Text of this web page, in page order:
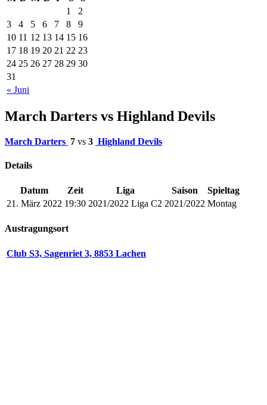
« Juni
1
2
3
4 5 6 7 8
9
10 11 12 13 14 15 16
17 18 19 20 21 22 23
24 25 26 27 28 29 30
31
March Darters vs Highland Devils
March Darters 7 vs 3 Highland Devils
Details
Datum Zeit Liga Saison
Spieltag
21. März 2022 19:30 2021/2022 Liga C2 2021/2022 Montag
Austragungsort
Club S3, Sagenriet 3, 8853 Lachen